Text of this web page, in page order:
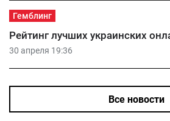
Гемблинг
30 апреля 19:36
Рейтинг лучших украинских
Все новости